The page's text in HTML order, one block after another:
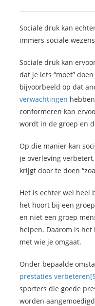
Sociale druk kan
immers sociale
Sociale druk kan
dat je iets “moet”
bijvoorbeeld op dat
verwachtingen
conformeren kan
wordt in de groep en
Op die manier kan
je overleving
krijgt door te doen
Het is echter wel heel
het hoort bij een
en niet een groep
helpen. Daarom is
met wie je omgaat.
Onder bepaalde
prestaties verbeteren
sporters die goede
worden